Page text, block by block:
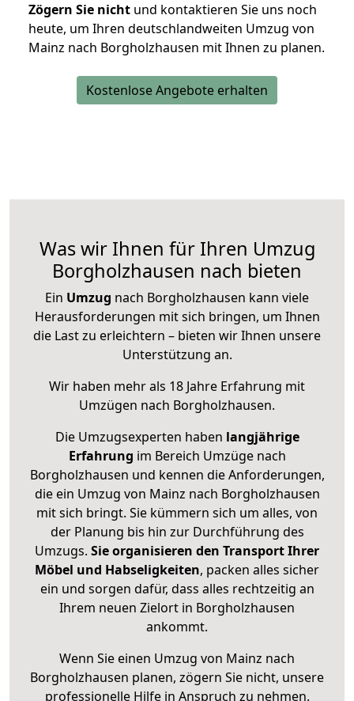
Zögern Sie nicht und kontaktieren Sie uns noch
heute, um Ihren deutschlandweiten Umzug von
Mainz nach Borgholzhausen mit Ihnen zu planen.
Kostenlose Angebote erhalten
Was wir Ihnen für Ihren Umzug
Borgholzhausen nach bieten
Ein Umzug nach Borgholzhausen kann viele
Herausforderungen mit sich bringen, um Ihnen
die Last zu erleichtern – bieten wir Ihnen unsere
Unterstützung an.
Wir haben mehr als 18 Jahre Erfahrung mit
Umzügen nach Borgholzhausen.
Die Umzugsexperten haben langjährige
Erfahrung im Bereich Umzüge nach
Borgholzhausen und kennen die Anforderungen,
die ein Umzug von Mainz nach Borgholzhausen
mit sich bringt. Sie kümmern sich um alles, von
der Planung bis hin zur Durchführung des
Umzugs. Sie organisieren den Transport Ihrer
Möbel und Habseligkeiten, packen alles sicher
ein und sorgen dafür, dass alles rechtzeitig an
Ihrem neuen Zielort in Borgholzhausen
ankommt.
Wenn Sie einen Umzug von Mainz nach
Borgholzhausen planen, zögern Sie nicht, unsere
professionelle Hilfe in Anspruch zu nehmen.